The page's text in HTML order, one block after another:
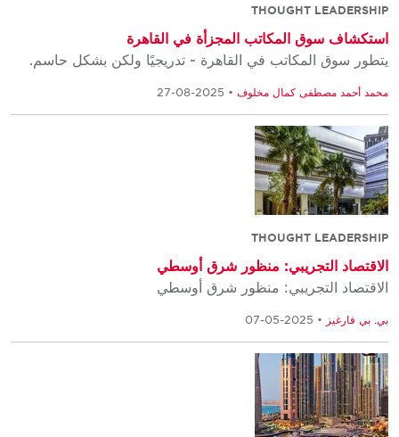
THOUGHT LEADERSHIP
استكشاف سوق المكاتب المجزأة في القاهرة
يتطور سوق المكاتب في القاهرة - تدريجيًا ولكن بشكل حاسم.
محمد أحمد مصطفى كمال مخلوف• 2025-08-27
THOUGHT LEADERSHIP
الاقتصاد التجريبي: منظور شرق أوسطي
الاقتصاد التجريبي: منظور شرق أوسطي
بي. بي فارغيز• 2025-05-07